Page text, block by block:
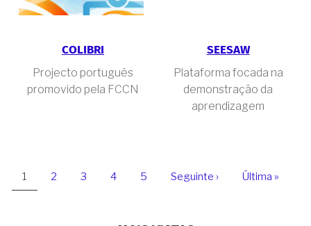
COLIBRI
Projecto português
promovido pela FCCN
SEESAW
Plataforma focada na
demonstração da
aprendizagem
PAGINAÇÃO
Página
atual
1 Page
2 Page
3 Page
4 Page
5
Próxima
Seguinte ›
Última
Última »